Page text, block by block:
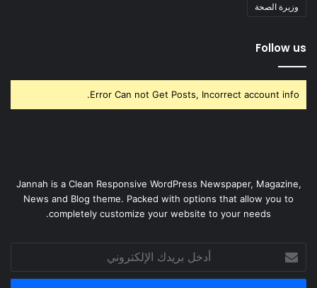
وزيرة الصحة
Follow us
Error Can not Get Posts, Incorrect account info.
Jannah is a Clean Responsive WordPress Newspaper, Magazine,
News and Blog theme. Packed with options that allow you to
completely customize your website to your needs.
بريدك
الإلكتروني